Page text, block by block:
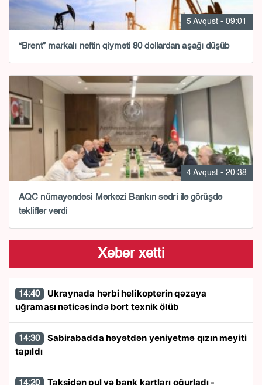
5 Avqust - 09:01
“Brent” markalı neftin qiyməti 80 dollardan aşağı düşüb
4 Avqust - 20:38
AQC nümayəndəsi Mərkəzi Bankın sədri ilə görüşdə
təkliflər verdi
Xəbər xətti
14:40
uğraması nəticəsində bort texnik ölüb
14:30
tapıldı
14:20